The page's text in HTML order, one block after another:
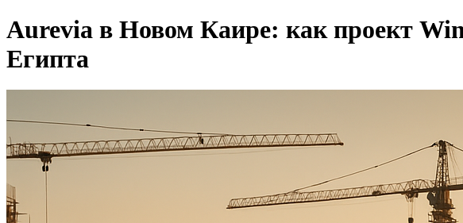
Aurevia в Новом Каире: как проект
Египта